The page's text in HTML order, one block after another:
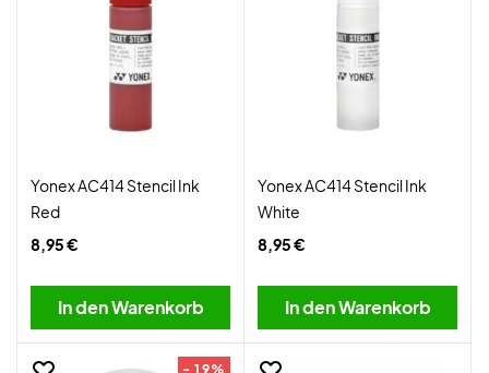
Yonex AC414 Stencil Ink
Red
8,95 €
In den Warenkorb
Yonex AC414 Stencil Ink
White
8,95 €
In den Warenkorb
- 19%